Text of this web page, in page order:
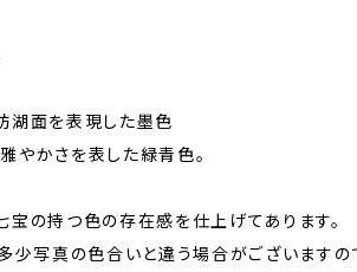
面を表現した墨色
やかさを表した緑青色。
宝の持つ色の存在感を仕上げてあります。
少写真の色合いと違う場合がございますの